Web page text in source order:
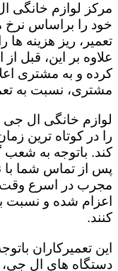
مرکز لوازم خانگی
خود را براساس نرخ
تعمیر، ریز هزینه
علاوه بر این، قبل از
کرده و به مشتری
مشتری، نسبت به
لوازم خانگی ال
را در کوتاه ترین
کند. باتوجه به
پس از تماس شما با
مجرب در اسرع وقت
اعزام شده و نسبت
کنند.
این تعمیرکاران
دستگاه های ال جی،